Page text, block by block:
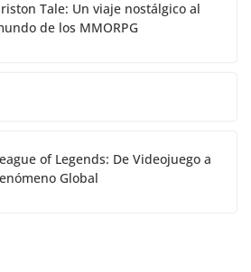
Tale: Un viaje nostálgico al
de los MMORPG
of Legends: De Videojuego a
Global